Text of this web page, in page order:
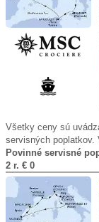
Všetky ceny sú
servisných poplatkov.
Povinné servisné
2 r. € 0